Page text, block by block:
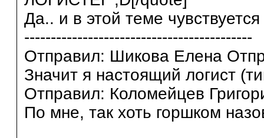
Да.. и в этой теме
-------------------------------------------
Отправил: Шикова Елена
Значит я настоящий логист
Отправил: Коломейцев
По мне, так хоть горшком